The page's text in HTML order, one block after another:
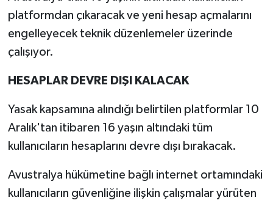
platformdan çıkaracak ve yeni hesap açmalarını
engelleyecek teknik düzenlemeler üzerinde
çalışıyor.
HESAPLAR DEVRE DIŞI KALACAK
Yasak kapsamına alındığı belirtilen platformlar 10
Aralık'tan itibaren 16 yaşın altındaki tüm
kullanıcıların hesaplarını devre dışı bırakacak.
Avustralya hükümetine bağlı internet ortamındaki
kullanıcıların güvenliğine ilişkin çalışmalar yürüten